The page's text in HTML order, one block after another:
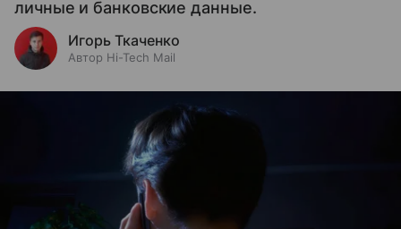
личные и банковские данные.
Игорь Ткаченко
Автор Hi-Tech Mail